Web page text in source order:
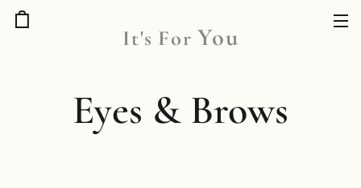
It's For You
Eyes & Brows